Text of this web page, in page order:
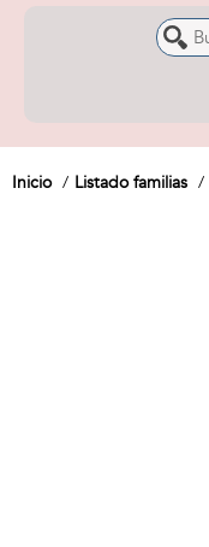
Inicio Listado familias